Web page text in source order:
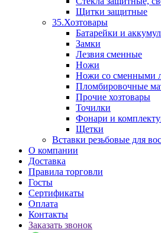
Щитки защитные
35.Хозтовары
Батарейки и
Замки
Лезвия сменные
Ножи
Ножи со сменными
Пломбировочные
Прочие хозтовары
Точилки
Фонари и
Щетки
Вставки резьбовые для
О компании
Доставка
Правила торговли
Госты
Сертификаты
Оплата
Контакты
Заказать звонок